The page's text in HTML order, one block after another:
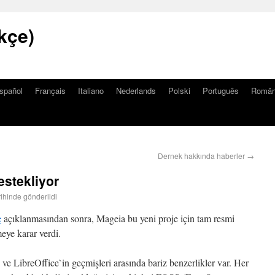
Français Italiano Nederlands Polski Português
Dernek hakkında haberler →
gönderildi
açıklanmasından sonra, Mageia bu yeni proje için tam resmi
karar verdi.
ve LibreOffice`in geçmişleri arasında bariz benzerlikler var. Her